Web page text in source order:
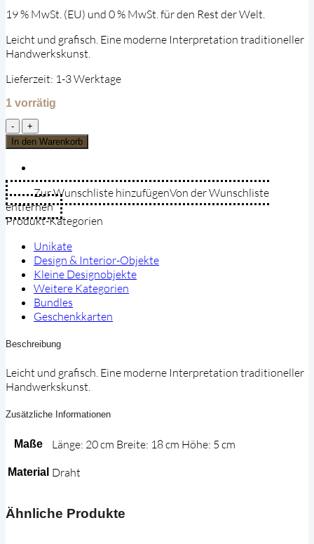
19 % MwSt. (EU) und 0 % MwSt. für den Rest der Welt.
Leicht und grafisch. Eine moderne Interpretation traditioneller
Handwerkskunst.
Lieferzeit: 1-3 Werktage
1 vorrätig
Elefant
—
Drahtskulptur
(Grün)
Menge
In den Warenkorb
Zur Wunschliste hinzufügenVon der Wunschliste
entfernen
Produkt-Kategorien
Unikate
Design & Interior-Objekte
Kleine Designobjekte
Weitere Kategorien
Bundles
Geschenkkarten
Beschreibung
Leicht und grafisch. Eine moderne Interpretation traditioneller
Handwerkskunst.
Zusätzliche Informationen
Maße Länge: 20 cm Breite: 18 cm Höhe: 5 cm
Material Draht
Ähnliche Produkte